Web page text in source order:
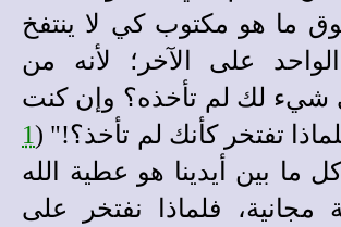
ما هو مكتوب كي لا ينتفخ
على الآخر؛ لأنه من
شيء لك لم تأخذه؟ وإن كنت
تفتخر كأنك لم تأخذ؟!" (1
ما بين أيدينا هو عطية الله
مجانية، فلماذا نفتخر على